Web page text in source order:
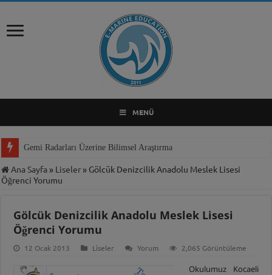
MENÜ
Gemi Radarları Üzerine Bilimsel Araştırma
Ana Sayfa » Liseler » Gölcük Denizcilik Anadolu Meslek Lisesi
Öğrenci Yorumu
Gölcük Denizcilik Anadolu Meslek Lisesi
Öğrenci Yorumu
12 Ocak 2013 Liseler Yorum 2,065 Görüntüleme
Okulumuz Kocaeli